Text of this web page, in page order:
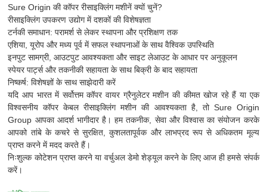
Sure Origin की कॉपर रीसाइक्लिंग मशीनें क्यों चुनें?
रीसाइक्लिंग उपकरण उद्योग में दशकों की विशेषज्ञता
टर्नकी समाधान: परामर्श से लेकर स्थापना और प्रशिक्षण तक
एशिया, यूरोप और मध्य पूर्व में सफल स्थापनाओं के साथ वैश्विक उपस्थिति
इनपुट सामग्री, आउटपुट आवश्यकता और साइट लेआउट के आधार पर अनुकूलन
स्पेयर पार्ट्स और तकनीकी सहायता के साथ बिक्री के बाद सहायता
निष्कर्ष: विशेषज्ञों के साथ साझेदारी करें
यदि आप भारत में सर्वोत्तम कॉपर वायर ग्रैनुलेटर मशीन की कीमत खोज रहे हैं या एक
विश्वसनीय कॉपर केबल रीसाइक्लिंग मशीन की आवश्यकता है, तो Sure Origin
Group आपका आदर्श भागीदार है। हम तकनीक, सेवा और विश्वास का संयोजन करके
आपको तांबे के कचरे से सुरक्षित, कुशलतापूर्वक और लाभप्रद रूप से अधिकतम मूल्य
प्राप्त करने में मदद करते हैं।
निःशुल्क कोटेशन प्राप्त करने या वर्चुअल डेमो शेड्यूल करने के लिए आज ही हमसे संपर्क
करें।